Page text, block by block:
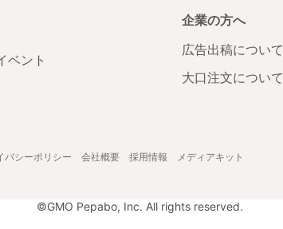
ベント
企業の方へ
広告出稿について
大口注文について
バシーポリシー 会社概要 採用情報 メディアキット
©GMO Pepabo, Inc. All rights reserved.